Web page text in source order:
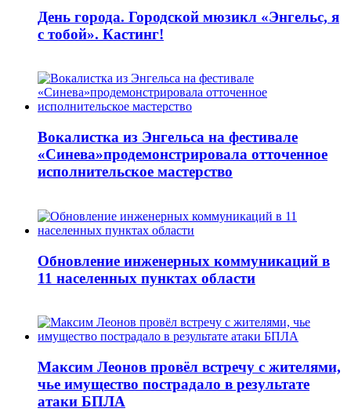
День города. Городской мюзикл «Энгельс, я
с тобой». Кастинг!
Вокалистка из Энгельса на фестивале
«Синева»продемонстрировала отточенное
исполнительское мастерство
Обновление инженерных коммуникаций в
11 населенных пунктах области
Максим Леонов провёл встречу с жителями,
чье имущество пострадало в результате
атаки БПЛА